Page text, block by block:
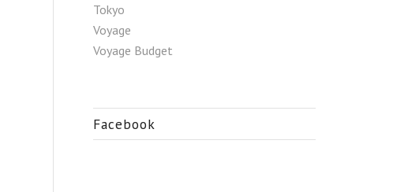
Tokyo
Voyage
Voyage Budget
Facebook